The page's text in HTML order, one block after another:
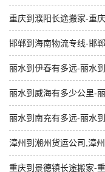
重庆到濮阳长途搬家-重
邯郸到海南物流专线-邯
丽水到伊春有多远-丽水
丽水到威海有多少公里-
丽水到南充有多远-丽水
漳州到潮州货运公司,漳
重庆到景德镇长途搬家-